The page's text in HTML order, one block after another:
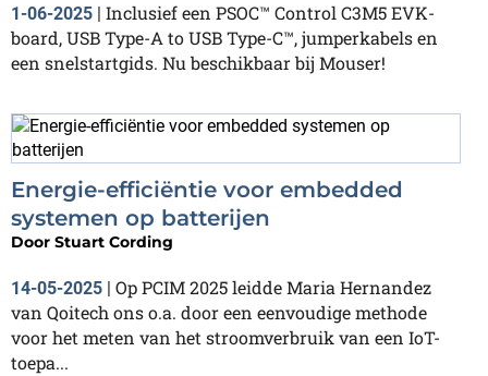
1-06-2025 | Inclusief een PSOC™ Control C3M5 EVK-
board, USB Type-A to USB Type-C™, jumperkabels en
een snelstartgids. Nu beschikbaar bij Mouser!
Energie-efficiëntie voor embedded
systemen op batterijen
Door Stuart Cording
14-05-2025 | Op PCIM 2025 leidde Maria Hernandez
van Qoitech ons o.a. door een eenvoudige methode
voor het meten van het stroomverbruik van een IoT-
toepa...